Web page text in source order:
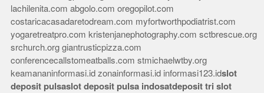
lachilenita.com abgolo.com oregopilot.com
costaricacasadaretodream.com myfortworthpodiatrist.com
yogaretreatpro.com kristenjanephotography.com sctbrescue.org
srchurch.org giantrusticpizza.com
conferencecallstomeatballs.com stmichaelwtby.org
keamananinformasi.id zonainformasi.id informasi123.idslot
deposit pulsaslot deposit pulsa indosatdeposit tri slot